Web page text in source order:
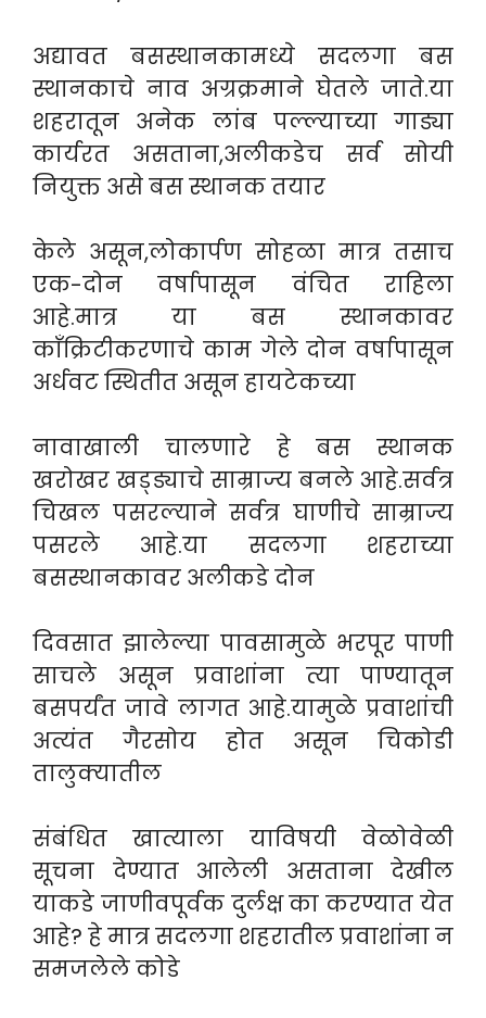
अद्यावत बसस्थानकामध्ये सदलगा बस
स्थानकाचे नाव अग्रक्रमाने घेतले जाते.या
शहरातून अनेक लांब पल्ल्याच्या गाड्या
कार्यरत असताना,अलीकडेच सर्व सोयी
नियुक्त असे बस स्थानक तयार
केले असून,लोकार्पण सोहळा मात्र तसाच
एक-दोन वर्षापासून वंचित राहिला
आहे.मात्र या बस स्थानकावर
काँक्रिटीकरणाचे काम गेले दोन वर्षापासून
अर्धवट स्थितीत असून हायटेकच्या
नावाखाली चालणारे हे बस स्थानक
खरोखर खड्ड्याचे साम्राज्य बनले आहे.सर्वत्र
चिखल पसरल्याने सर्वत्र घाणीचे साम्राज्य
पसरले आहे.या सदलगा शहराच्या
बसस्थानकावर अलीकडे दोन
दिवसात झालेल्या पावसामुळे भरपूर पाणी
साचले असून प्रवाशांना त्या पाण्यातून
बसपर्यंत जावे लागत आहे.यामुळे प्रवाशांची
अत्यंत गैरसोय होत असून चिकोडी
तालुक्यातील
संबंधित खात्याला याविषयी वेळोवेळी
सूचना देण्यात आलेली असताना देखील
याकडे जाणीवपूर्वक दुर्लक्ष का करण्यात येत
आहे? हे मात्र सदलगा शहरातील प्रवाशांना न
समजलेले कोडे